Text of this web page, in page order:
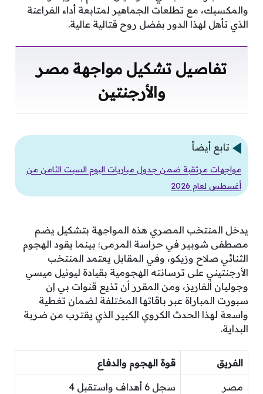
والمكسيك، مع تطلعات الجماهير لمتابعة أداء الفراعنة
الذي تأهل لهذا الدور بفضل روح قتالية عالية.
تفاصيل تشكيل مواجهة مصر
والأرجنتين
تابع أيضاً
مواجهات مرتقبة ضمن جدول مباريات اليوم السبت الثامن من
أغسطس لعام 2026
يدخل المنتخب المصري هذه المواجهة بتشكيل يضم
مصطفى شوبير في حراسة المرمى؛ بينما يقود الهجوم
الثنائي صلاح وزيكو، وفي المقابل يعتمد المنتخب
الأرجنتيني على ترسانته الهجومية بقيادة ليونيل ميسي
وجوليان ألفاريز، ومن المقرر أن تذيع قنوات بي إن
سبورت المباراة عبر باقاتها المختلفة لضمان تغطية
واسعة لهذا الحدث الكروي الكبير الذي يقترب من ضربة
البداية.
الفريق قوة الهجوم والدفاع
مصر سجل 6 أهداف واستقبل 4